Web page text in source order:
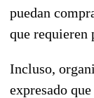
puedan
que requieren
Incluso,
expresado